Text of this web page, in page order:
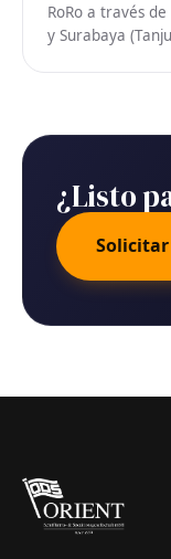
RoRo a través
y Surabaya
¿Listo